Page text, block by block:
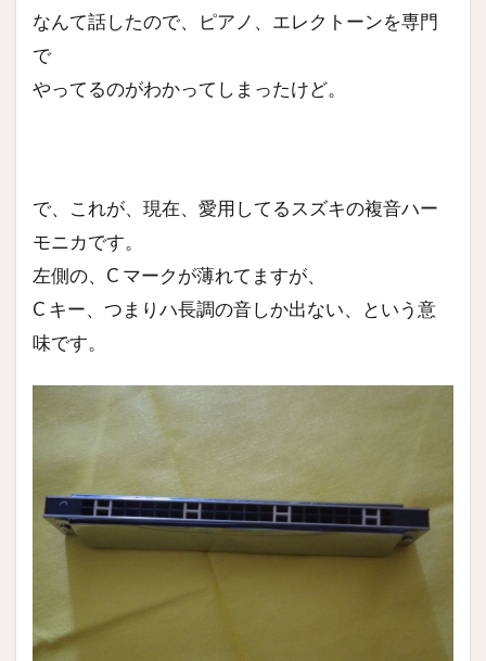
なんて話したので、ピアノ、エレクトーンを専門
で
やってるのがわかってしまったけど。
で、これが、現在、愛用してるスズキの複音ハー
モニカです。
左側の、C マークが薄れてますが、
C キー、つまりハ長調の音しか出ない、という意
味です。